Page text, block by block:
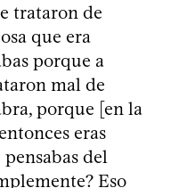
trataron de
que era
porque a
mal de
porque [en la
eras
del
Eso